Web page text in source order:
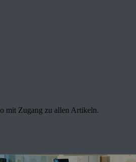
mit Zugang zu allen Artikeln.